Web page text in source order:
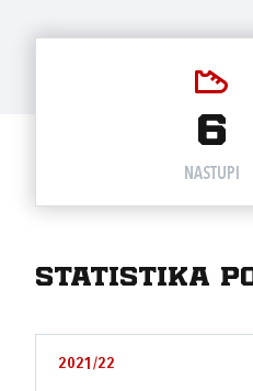
6
NASTUPI
Statistika
2021/22